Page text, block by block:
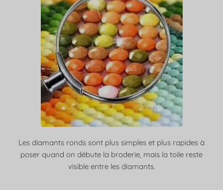
Les diamants ronds sont plus simples et plus rapides à
poser quand on débute la broderie, mais la toile reste
visible entre les diamants.